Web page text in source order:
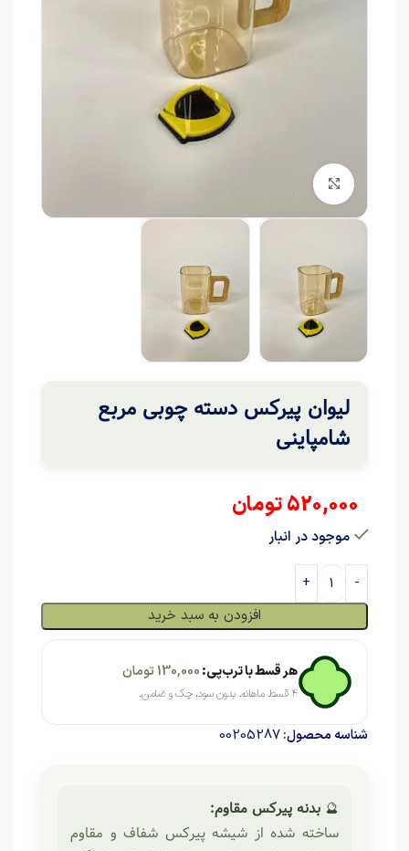
برای بزرگنمایی کلیک کنید
لیوان پیرکس دسته چوبی مربع
شامپاینی
520,000تومان
موجود در انبار
افزودن به سبد خرید
هر قسط با ترب‌پی:130,000تومان
۴ قسط ماهانه. بدون سود، چک و ضامن.
شناسه محصول:00205287
🔮 بدنه پیرکس مقاوم:
ساخته شده از شیشه پیرکس شفاف و مقاوم